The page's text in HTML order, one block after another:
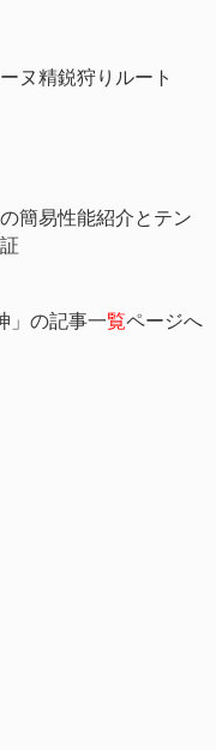
ヌ精鋭狩りルート
簡易性能紹介とテン
」の記事一覧ページへ